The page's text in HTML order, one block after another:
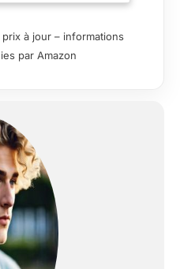
de 50 %
de l'huile infusée à
arômes et
avec
d'huile
éclairage
Boîtier en bois
à la main avec
LED
également servir
à jour – informations
par Amazon